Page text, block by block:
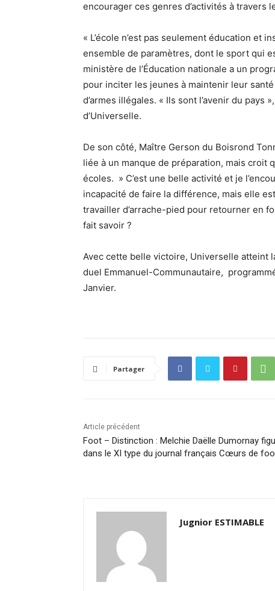
encourager ces genres d’activités à travers
« L’école n’est pas seulement éducation et
ensemble de paramètres, dont le sport qui
ministère de l’Éducation nationale a un
pour inciter les jeunes à maintenir leur
d’armes illégales. « Ils sont l’avenir du
d’Universelle.
De son côté, Maître Gerson du Boisrond
liée à un manque de préparation, mais
écoles. » C’est une belle activité et je
incapacité de faire la différence, mais elle
travailler d’arrache-pied pour retourner en
fait savoir ?
Avec cette belle victoire, Universelle atteint
duel Emmanuel-Communautaire,
Janvier.
Partager
Article précédent
Foot – Distinction : Melchie Daëlle Dumornay
dans le XI type du journal français Cœurs de
Jugnior ESTIMABLE